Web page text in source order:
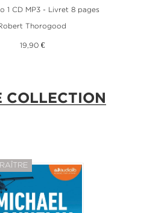
1 CD MP3 - Livret 8 pages
Thorogood
19,90 €
COLLECTION